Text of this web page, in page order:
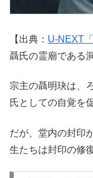
【出典： U-NEXT
聶氏の霊廟である
宗主の聶明玦は、
氏としての自覚を
だが、堂内の封印
生たちは封印の修